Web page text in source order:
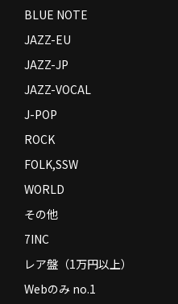
BLUE NOTE
JAZZ-EU
JAZZ-JP
JAZZ-VOCAL
J-POP
ROCK
FOLK,SSW
WORLD
その他
7INC
レア盤（1万円以上）
Webのみ no.1